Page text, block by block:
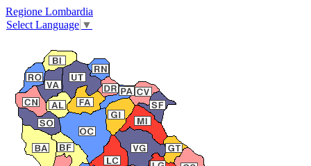
Regione Lombardia
Select Language ▼